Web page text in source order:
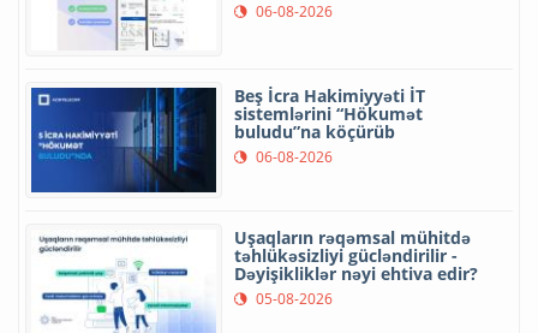
06-08-2026
Beş İcra Hakimiyyəti İT
sistemlərini “Hökumət
buludu”na köçürüb
06-08-2026
Uşaqların rəqəmsal mühitdə
təhlükəsizliyi gücləndirilir -
Dəyişikliklər nəyi ehtiva edir?
05-08-2026